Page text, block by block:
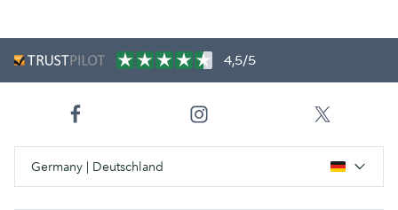
4,5/5
Germany | Deutschland